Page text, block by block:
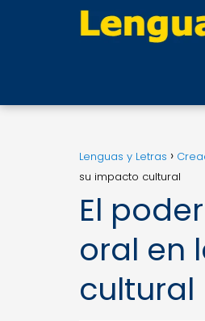
Lenguas y Letras
su impacto cultural
El
oral en
cultural